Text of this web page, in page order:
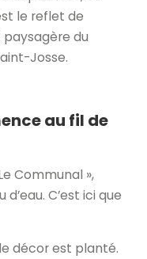
le reflet de
du
Josse.
au fil de
Communal »,
C’est ici que
décor est planté.